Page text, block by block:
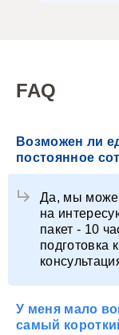
FAQ
Возможен ли
постоянное
Да, мы
на
пакет - 10
подготовка
У меня мало
самый